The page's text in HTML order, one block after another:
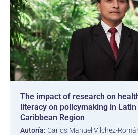
The impact of research on
literacy on policymaking in
Caribbean Region
Autoría: Carlos Manuel Vilchez-